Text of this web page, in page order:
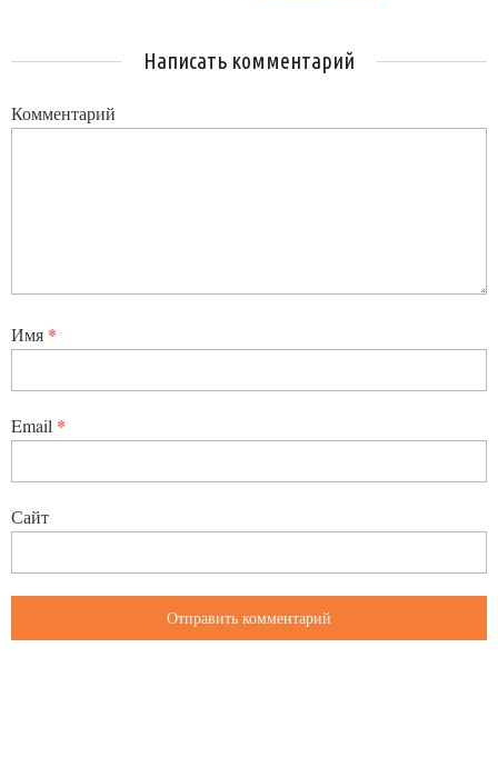
Написать комментарий
Комментарий
Имя *
Email *
Сайт